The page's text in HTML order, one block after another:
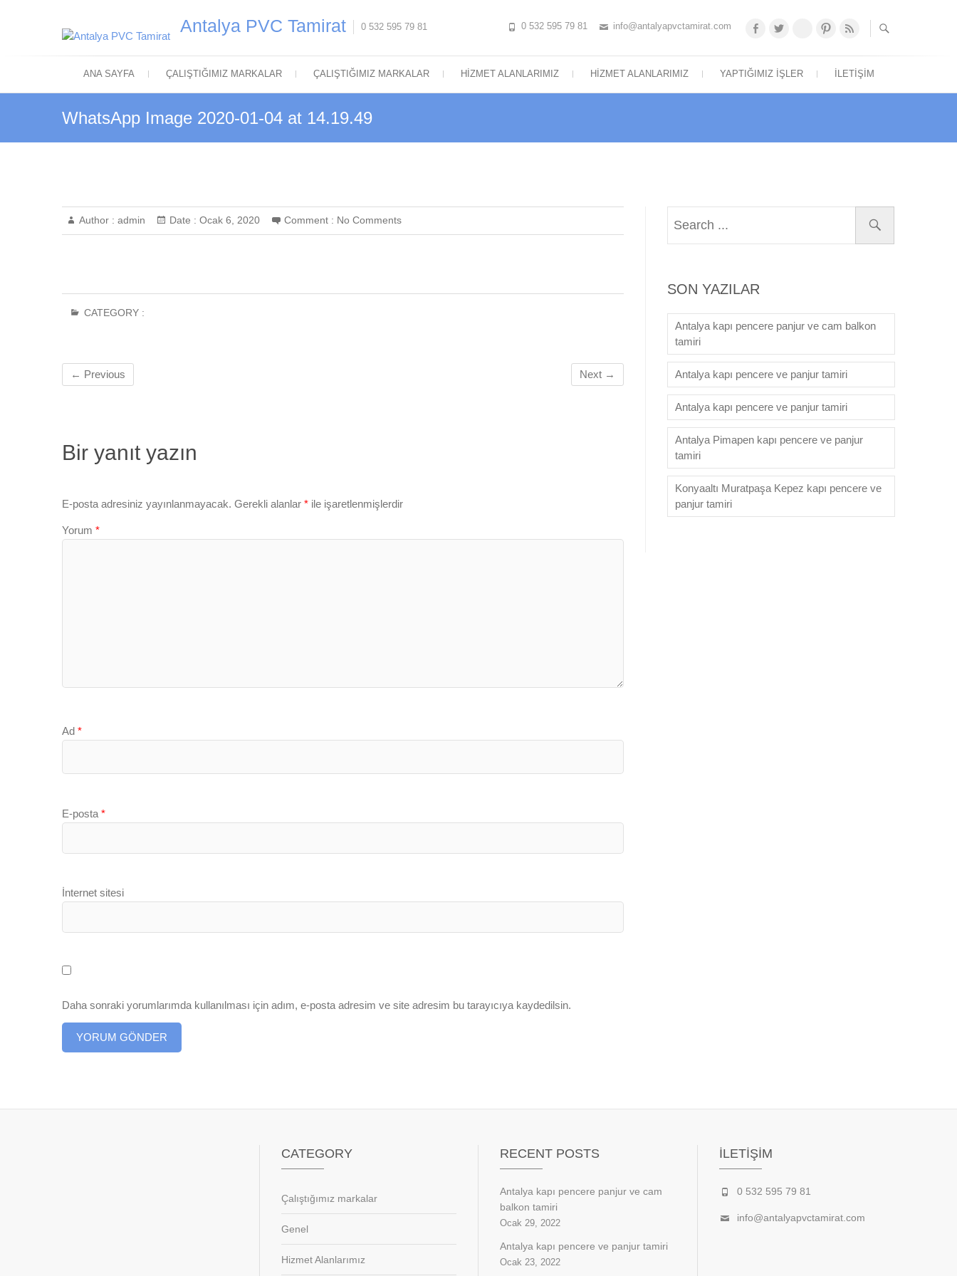
Antalya PVC Tamirat 0 532 595 79 81 Facebook
Google Pinterest
0 532 595 79 81 info@antalyapvctamirat.com
ANA SAYFA ÇALIŞTIĞIMIZ MARKALAR ÇALIŞTIĞIMIZ MARKALAR HIZMET ALANLARIMIZ HIZMET ALANLARIMIZ YAPTIĞIMIZ İŞLER İLETIŞIM
WhatsApp Image 2020-01-04 at 14.19.49
Author : admin Date : Ocak 6, 2020 Comment : No Comments
CATEGORY :
← Previous Next →
Bir yanıt yazın
E-posta adresiniz yayınlanmayacak. Gerekli alanlar * ile işaretlenmişlerdir
Yorum *
Ad *
E-posta *
İnternet sitesi
Daha sonraki yorumlarımda kullanılması için adım, e-posta adresim ve site adresim bu tarayıcıya kaydedilsin.
SON YAZILAR
Antalya kapı pencere panjur ve cam balkon
tamiri
Antalya kapı pencere ve panjur tamiri
Antalya kapı pencere ve panjur tamiri
Antalya Pimapen kapı pencere ve panjur
tamiri
Konyaaltı Muratpaşa Kepez kapı pencere ve
panjur tamiri
CATEGORY
Çalıştığımız markalar
Genel
Hizmet Alanlarımız
RECENT POSTS
Antalya kapı pencere panjur ve cam
balkon tamiri
Ocak 29, 2022
Antalya kapı pencere ve panjur tamiri
Ocak 23, 2022
İLETIŞIM
0 532 595 79 81
info@antalyapvctamirat.com